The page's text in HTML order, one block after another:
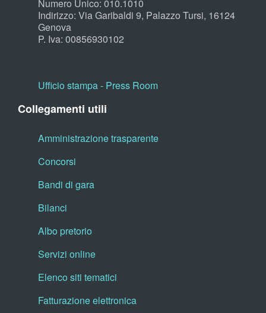
Numero Unico: 010.1010
Indirizzo: Via Garibaldi 9, Palazzo Tursi, 16124
Genova
P. Iva: 00856930102
Ufficio stampa - Press Room
Collegamenti utili
Amministrazione trasparente
Concorsi
Bandi di gara
Bilanci
Albo pretorio
Servizi online
Elenco siti tematici
Fatturazione elettronica